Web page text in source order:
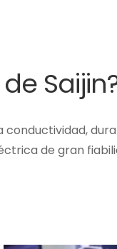
conductividad,
de gran